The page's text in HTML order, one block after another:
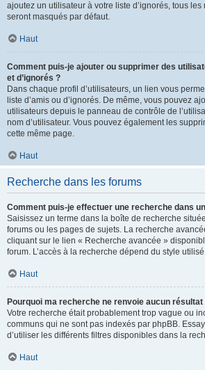
ajoutez un utilisateur à votre liste d’ignorés, tous les
seront masqués par défaut.
Haut
Comment puis-je ajouter ou supprimer des
et d’ignorés ?
Dans chaque profil d’utilisateurs, un lien vous
liste d’amis ou d’ignorés. De même, vous pouvez
utilisateurs depuis le panneau de contrôle de
nom d’utilisateur. Vous pouvez également les
cette même page.
Haut
Recherche dans les forums
Comment puis-je effectuer une recherche dans
Saisissez un terme dans la boîte de recherche
forums ou les pages de sujets. La recherche
cliquant sur le lien « Recherche avancée »
forum. L’accès à la recherche dépend du style
Haut
Pourquoi ma recherche ne renvoie aucun résultat
Votre recherche était probablement trop vague ou
communs qui ne sont pas indexés par phpBB.
d’utiliser les différents filtres disponibles dans la
Haut